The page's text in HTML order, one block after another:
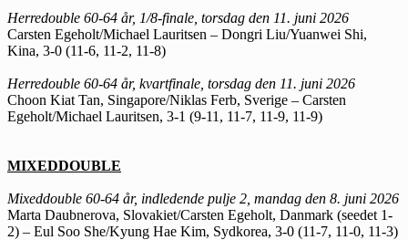
Herredouble 60-64 år, 1/8-finale, torsdag den 11. juni 2026
Carsten Egeholt/Michael Lauritsen – Dongri Liu/Yuanwei Shi,
Kina, 3-0 (11-6, 11-2, 11-8)
Herredouble 60-64 år, kvartfinale, torsdag den 11. juni 2026
Choon Kiat Tan, Singapore/Niklas Ferb, Sverige – Carsten
Egeholt/Michael Lauritsen, 3-1 (9-11, 11-7, 11-9, 11-9)
MIXEDDOUBLE
Mixeddouble 60-64 år, indledende pulje 2, mandag den 8. juni 2026
Marta Daubnerova, Slovakiet/Carsten Egeholt, Danmark (seedet 1-
2) – Eul Soo She/Kyung Hae Kim, Sydkorea, 3-0 (11-7, 11-0, 11-3)